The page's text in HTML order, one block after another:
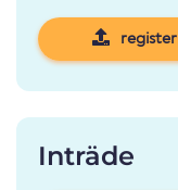
register
Inträde